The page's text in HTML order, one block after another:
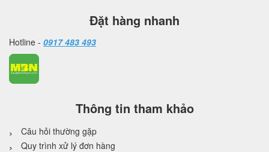
Đặt hàng nhanh
Hotline - 0917 483 493
Thông tin tham khảo
Câu hỏi thường gặp
Quy trình xử lý đơn hàng